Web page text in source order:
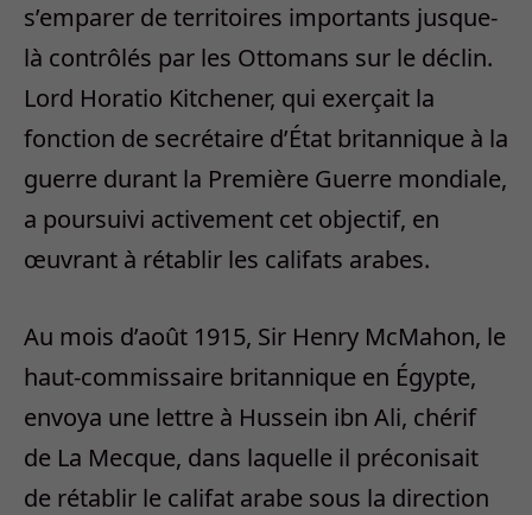
s’emparer de territoires importants jusque-
là contrôlés par les Ottomans sur le déclin.
Lord Horatio Kitchener, qui exerçait la
fonction de secrétaire d’État britannique à la
guerre durant la Première Guerre mondiale,
a poursuivi activement cet objectif, en
œuvrant à rétablir les califats arabes.
Au mois d’août 1915, Sir Henry McMahon, le
haut-commissaire britannique en Égypte,
envoya une lettre à Hussein ibn Ali, chérif
de La Mecque, dans laquelle il préconisait
de rétablir le califat arabe sous la direction